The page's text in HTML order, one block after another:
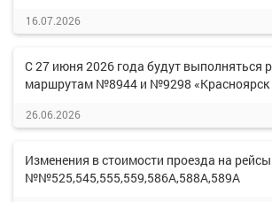
16.07.2026
С 27 июня 2026 года будут выполняться
маршрутам №8944 и №9298
26.06.2026
Изменения в стоимости проезда на
№№525,545,555,559,586А,588А,589А